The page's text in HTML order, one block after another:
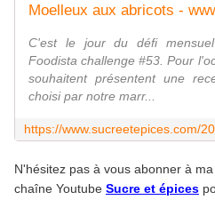
Moelleux aux abricots -
C'est le jour du défi
Foodista challenge #53. Pour
souhaitent présentent une
choisi par notre marr...
N'hésitez pas à vous abonner à
chaîne Youtube Sucre et épices